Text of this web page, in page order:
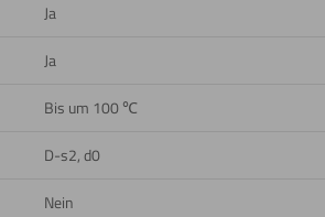
Ja
Ja
Bis um 100 ℃
D-s2, d0
Nein